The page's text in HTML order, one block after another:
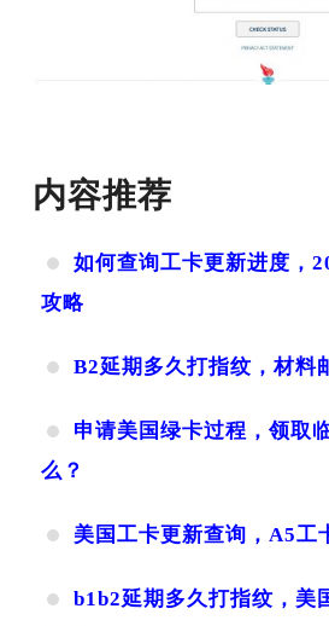
内容推荐
如何查询工卡更新进度，
攻略
B2延期多久打指纹，材料
申请美国绿卡过程，领取
么？
美国工卡更新查询，A5工
b1b2延期多久打指纹，美